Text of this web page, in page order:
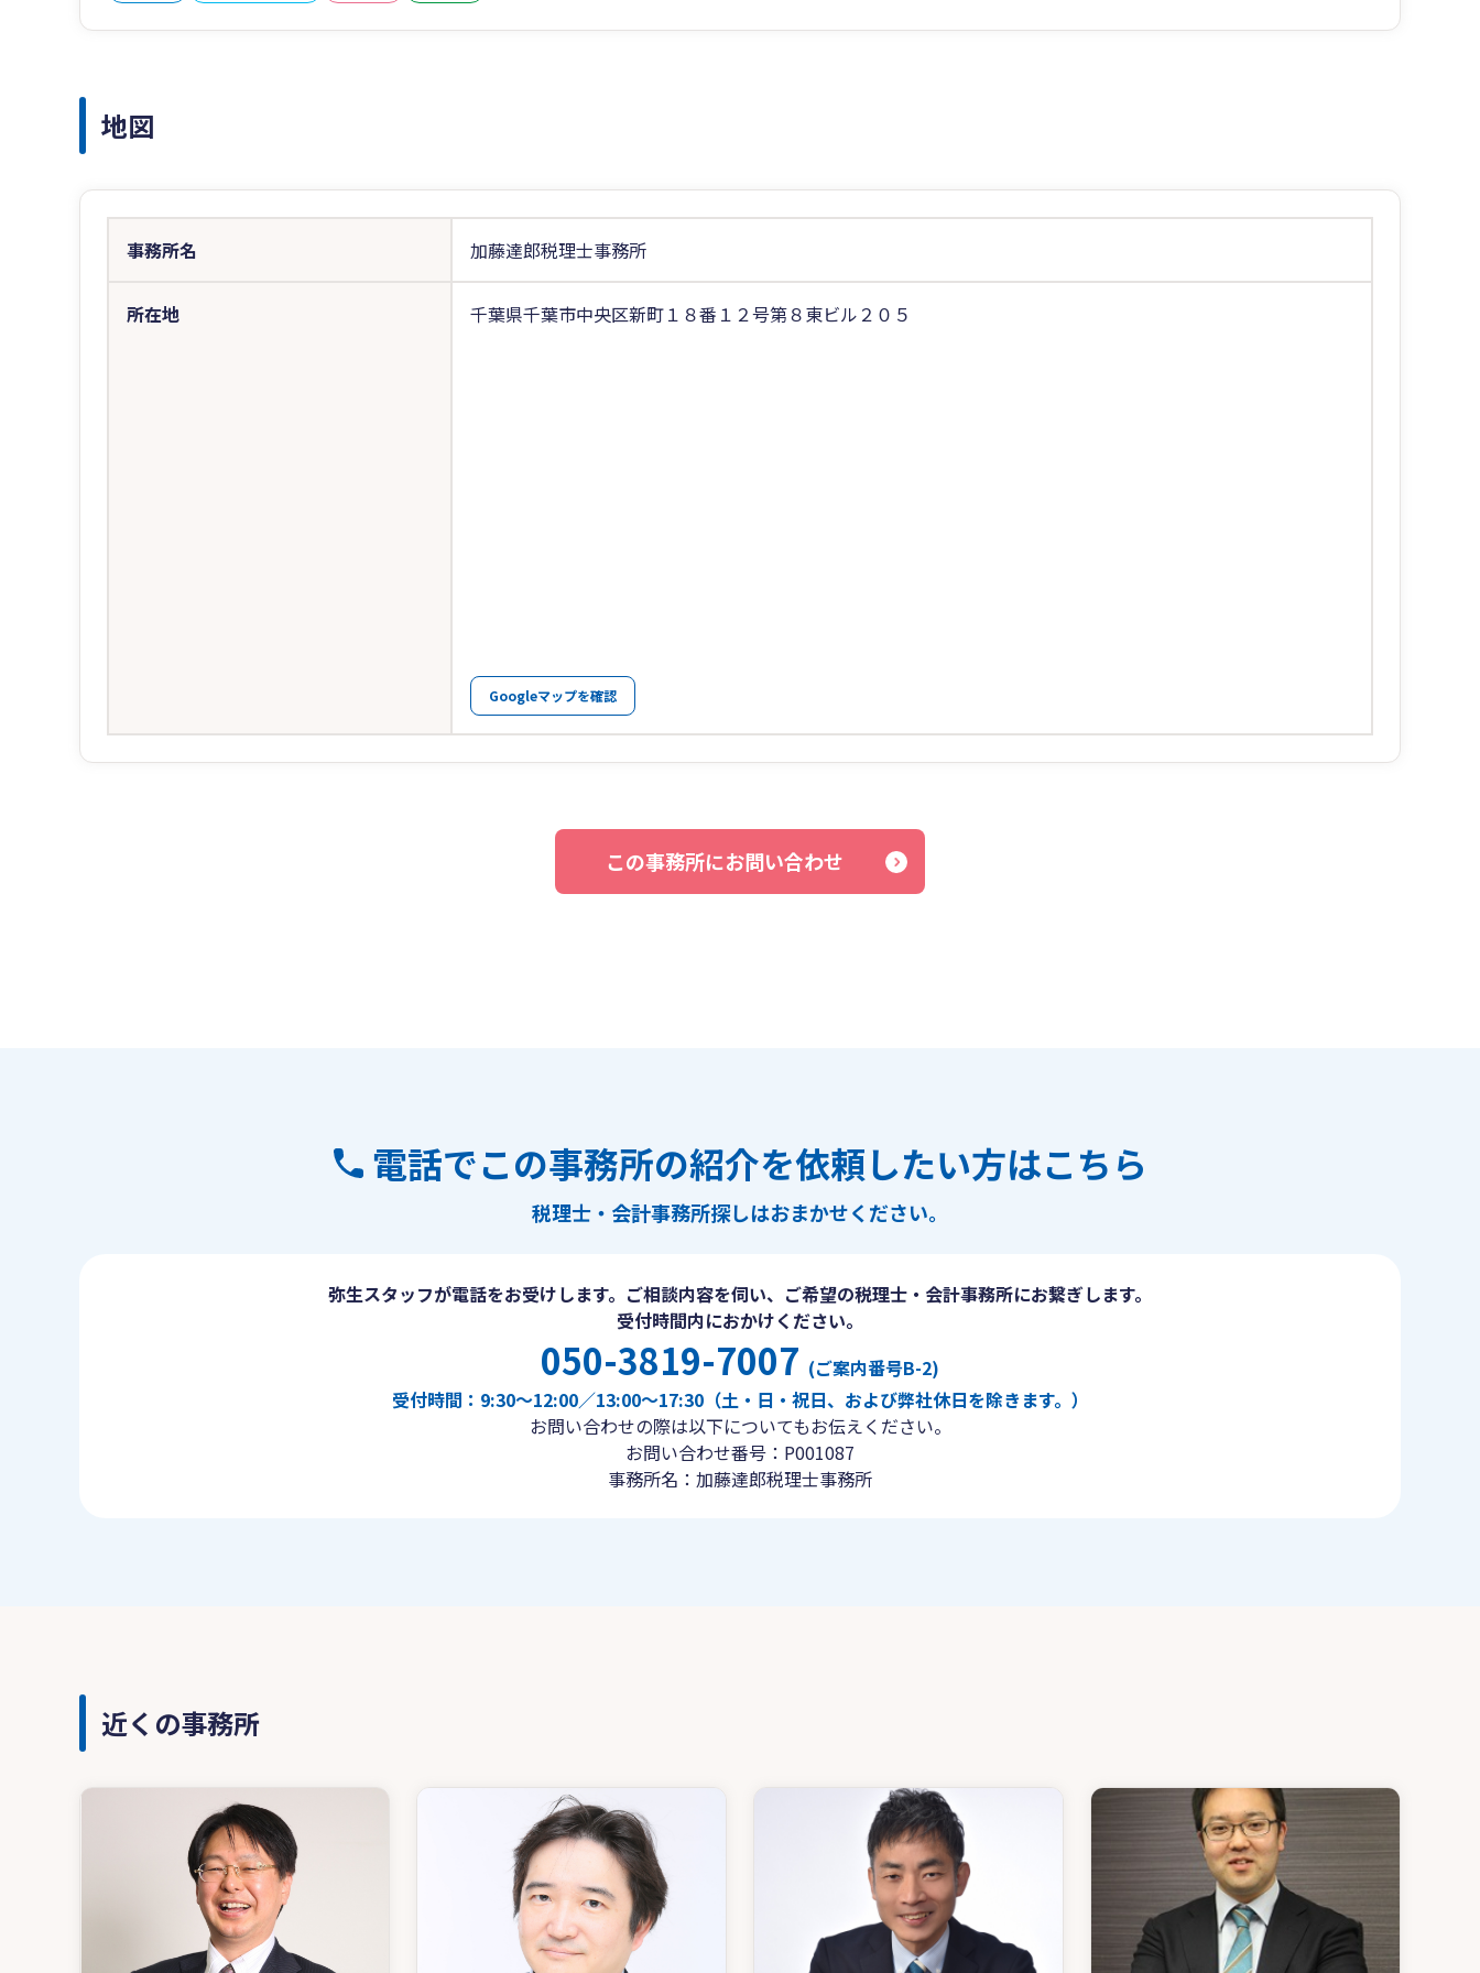
地図
事務所名 加藤達郎税理士事務所
所在地 千葉県千葉市中央区新町１８番１２号第８東ビル２０５
Googleマップを確認
この事務所にお問い合わせ
電話でこの事務所の紹介を依頼したい方はこちら
税理士・会計事務所探しはおまかせください。
弥生スタッフが電話をお受けします。ご相談内容を伺い、ご希望の税理士・会計事務所にお繋ぎします。
受付時間内におかけください。
050-3819-7007 (ご案内番号B-2)
受付時間：9:30〜12:00／13:00〜17:30（土・日・祝日、および弊社休日を除きます。）
お問い合わせの際は以下についてもお伝えください。
お問い合わせ番号：P001087
事務所名：加藤達郎税理士事務所
近くの事務所